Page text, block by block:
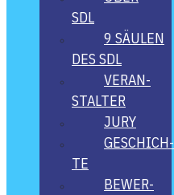
SDL
9 SÄU­LEN
DES SDL
VER­AN­
STAL­TER
JURY
GESCHICH­
TE
BEWER­